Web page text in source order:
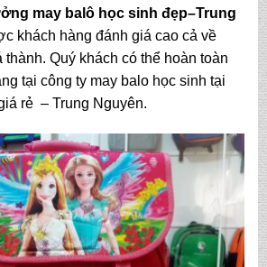
may balô học sinh đẹp–Trung
khách hàng đánh giá cao cả về
Quý khách có thể hoàn toàn
tại công ty may balo học sinh tại
rẻ – Trung Nguyên.